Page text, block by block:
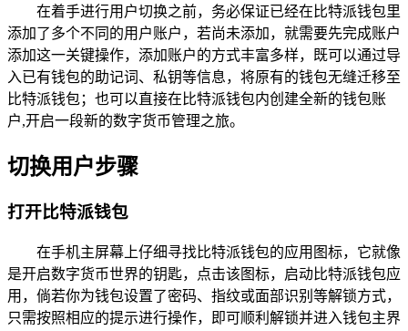
在着手进行用户切换之前，务必保证已经在比特派钱包里
添加了多个不同的用户账户，若尚未添加，就需要先完成账户
添加这一关键操作，添加账户的方式丰富多样，既可以通过导
入已有钱包的助记词、私钥等信息，将原有的钱包无缝迁移至
比特派钱包；也可以直接在比特派钱包内创建全新的钱包账
户,开启一段新的数字货币管理之旅。
切换用户步骤
打开比特派钱包
在手机主屏幕上仔细寻找比特派钱包的应用图标，它就像
是开启数字货币世界的钥匙，点击该图标，启动比特派钱包应
用，倘若你为钱包设置了密码、指纹或面部识别等解锁方式，
只需按照相应的提示进行操作，即可顺利解锁并进入钱包主界